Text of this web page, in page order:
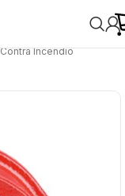
Incendio